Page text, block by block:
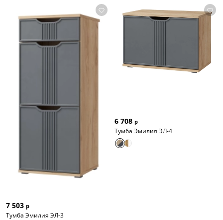
7 503 р
Тумба Эмилия ЭЛ-3
6 708 р
Тумба Эмилия ЭЛ-4